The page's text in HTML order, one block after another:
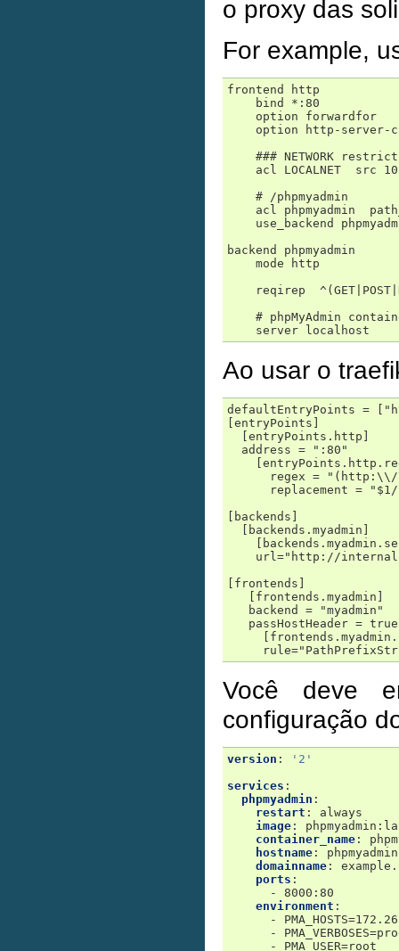
o proxy das
For example,
frontend http
    bind *:80
    option forwardfor
option http-server-
### NETWORK
acl LOCALNET  src
    # /phpmyadmin
acl phpmyadmin
use_backend
backend phpmyadmin
    mode http
reqirep
# phpMyAdmin
Ao usar o
defaultEntryPoints =
[entryPoints]
  [entryPoints.http]
  address = ":80"
regex =
replacement =
[backends]
  [backends.myadmin]
url="http://
[frontends]
   [frontends.myadmin]
   backend = "myadmin"
   passHostHeader = true
Você deve
configuração
version :
'2'
services :
phpmyadmin :
restart :
always
image :
container_name :
hostname :
phpmyadmin
domainname :
ports :
-
8000:80
environment :
-
-
-
PMA_USER=root